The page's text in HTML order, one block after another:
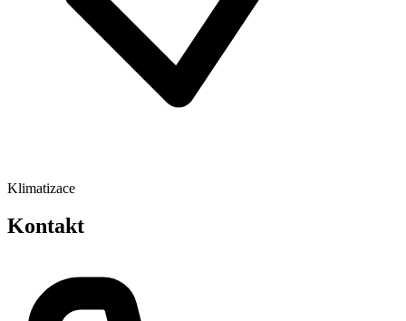
Klimatizace
Kontakt